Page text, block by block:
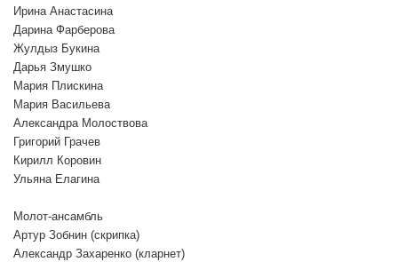
Ирина Анастасина
Дарина Фарберова
Жулдыз Букина
Дарья Змушко
Мария Плискина
Мария Васильева
Александра Молоствова
Григорий Грачев
Кирилл Коровин
Ульяна Елагина
Молот-ансамбль
Артур Зобнин (скрипка)
Александр Захаренко (кларнет)